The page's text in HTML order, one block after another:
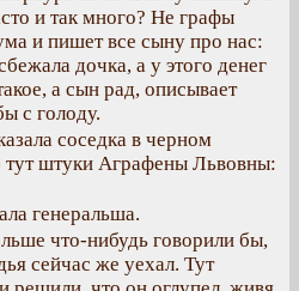
и так много? Не графы
и пишет все сыну про нас:
дочка, а у этого денег
а сын рад, описывает
с голоду.
соседка в черном
штуки Аграфены Львовны:
генеральша.
что-нибудь говорили бы,
сейчас же уехал. Тут